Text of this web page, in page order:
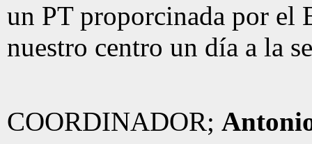
un PT proporcinada por el
nuestro centro un día a la
COORDINADOR;